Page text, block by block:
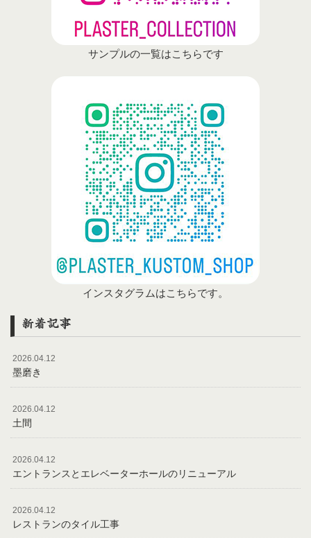
サンプルの一覧はこちらです
インスタグラムはこちらです。
新着記事
2026.04.12
墨磨き
2026.04.12
土間
2026.04.12
エントランスとエレベーターホールのリニューアル
2026.04.12
レストランのタイル工事